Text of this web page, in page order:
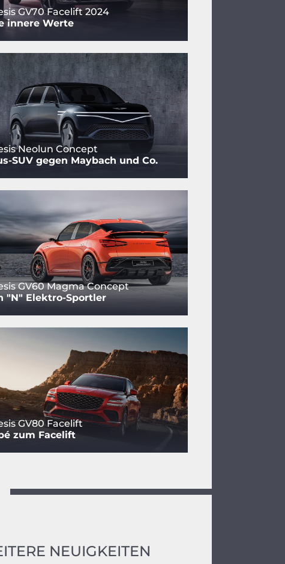
GV70 Facelift 2024
innere Werte
Neolun Concept
SUV gegen Maybach und Co.
GV60 Magma Concept
"N" Elektro-Sportler
GV80 Facelift
zum Facelift
NEUIGKEITEN